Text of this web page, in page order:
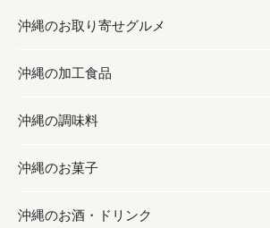
沖縄のお取り寄せグルメ
お取り寄せグルメ
フルーツ・野菜
お肉
海産物
沖縄の加工食品
加工食品
缶詰／パウチ
沖縄料理
沖縄の調味料
調味料
砂糖／黒砂糖
沖縄のお菓子
お菓子
沖縄のお酒・ドリンク